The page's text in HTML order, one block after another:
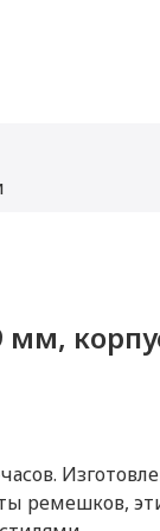
мм,
ремешков,
49
обслуживания в
использован.
49
от